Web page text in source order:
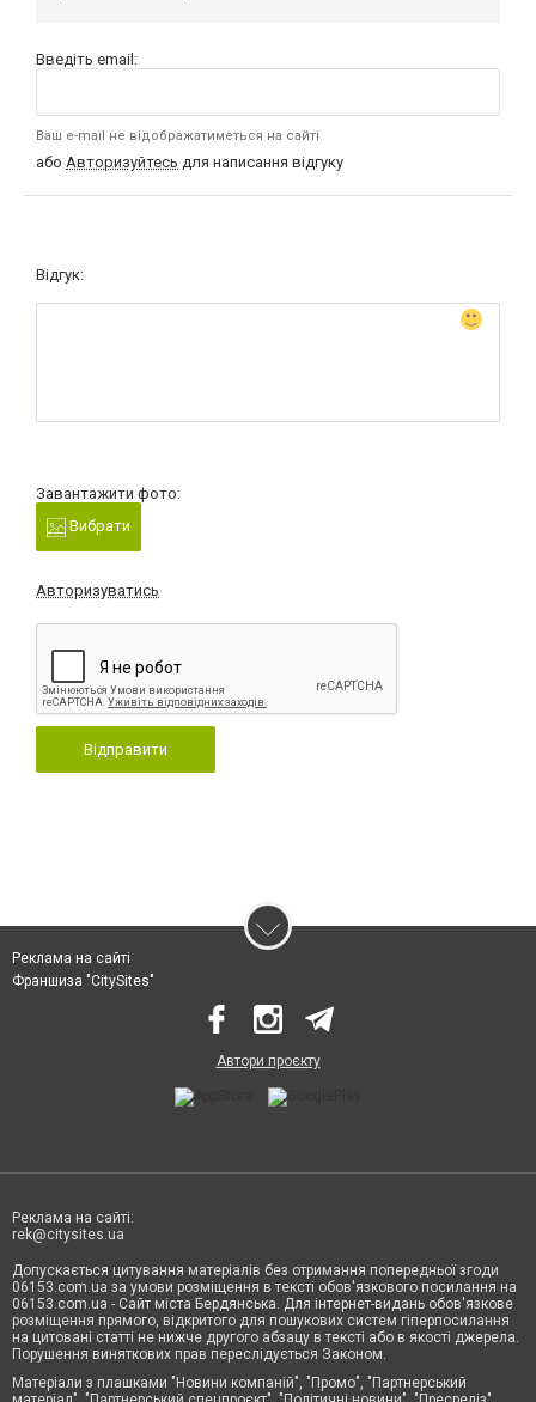
Введіть email:
Ваш e-mail не відображатиметься на сайті
або Авторизуйтесь для написання відгуку
Відгук:
Завантажити фото:
Вибрати
Авторизуватись
Відправити
Реклама на сайті
Франшиза "CitySites"
Автори проєкту
Реклама на сайті:
rek@citysites.ua
Допускається цитування матеріалів без отримання попередньої згоди
06153.com.ua за умови розміщення в тексті обов'язкового посилання на
06153.com.ua - Сайт міста Бердянська. Для інтернет-видань обов'язкове
розміщення прямого, відкритого для пошукових систем гіперпосилання
на цитовані статті не нижче другого абзацу в тексті або в якості джерела.
Порушення виняткових прав переслідується Законом.
Матеріали з плашками "Новини компаній", "Промо", "Партнерський